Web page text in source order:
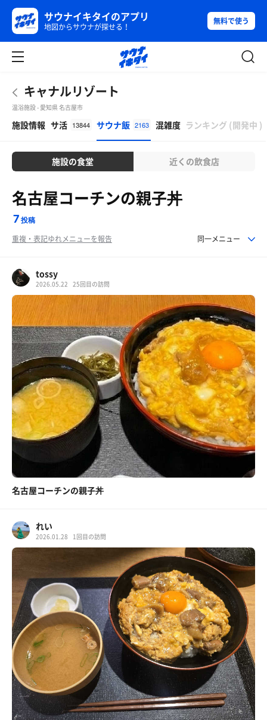
サウナイキタイのアプリ
地図からサウナが探せる！
無料で使う
キャナルリゾート
温浴施設 - 愛知県 名古屋市
施設情報 サ活 13844 サウナ飯 2163 混雑度 ランキング (開発中 )
施設の食堂 近くの飲食店
名古屋コーチンの親子丼
7 投稿
重複・表記ゆれメニューを報告 同一メニュー
tossy
2026.05.22 25回目の訪問
名古屋コーチンの親子丼
れい
2026.01.28 1回目の訪問